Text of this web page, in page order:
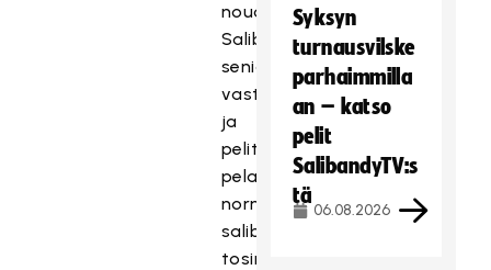
noudattelee
Salibandyliiton
seniorisarjojen
vastaavia,
ja
pelit
pelataan
normaaleilla
salibandysäännöillä
tosin
Syksyn
turnausvilske
parhaimmilla
an – katso
pelit
SalibandyTV:s
tä
06.08.2026